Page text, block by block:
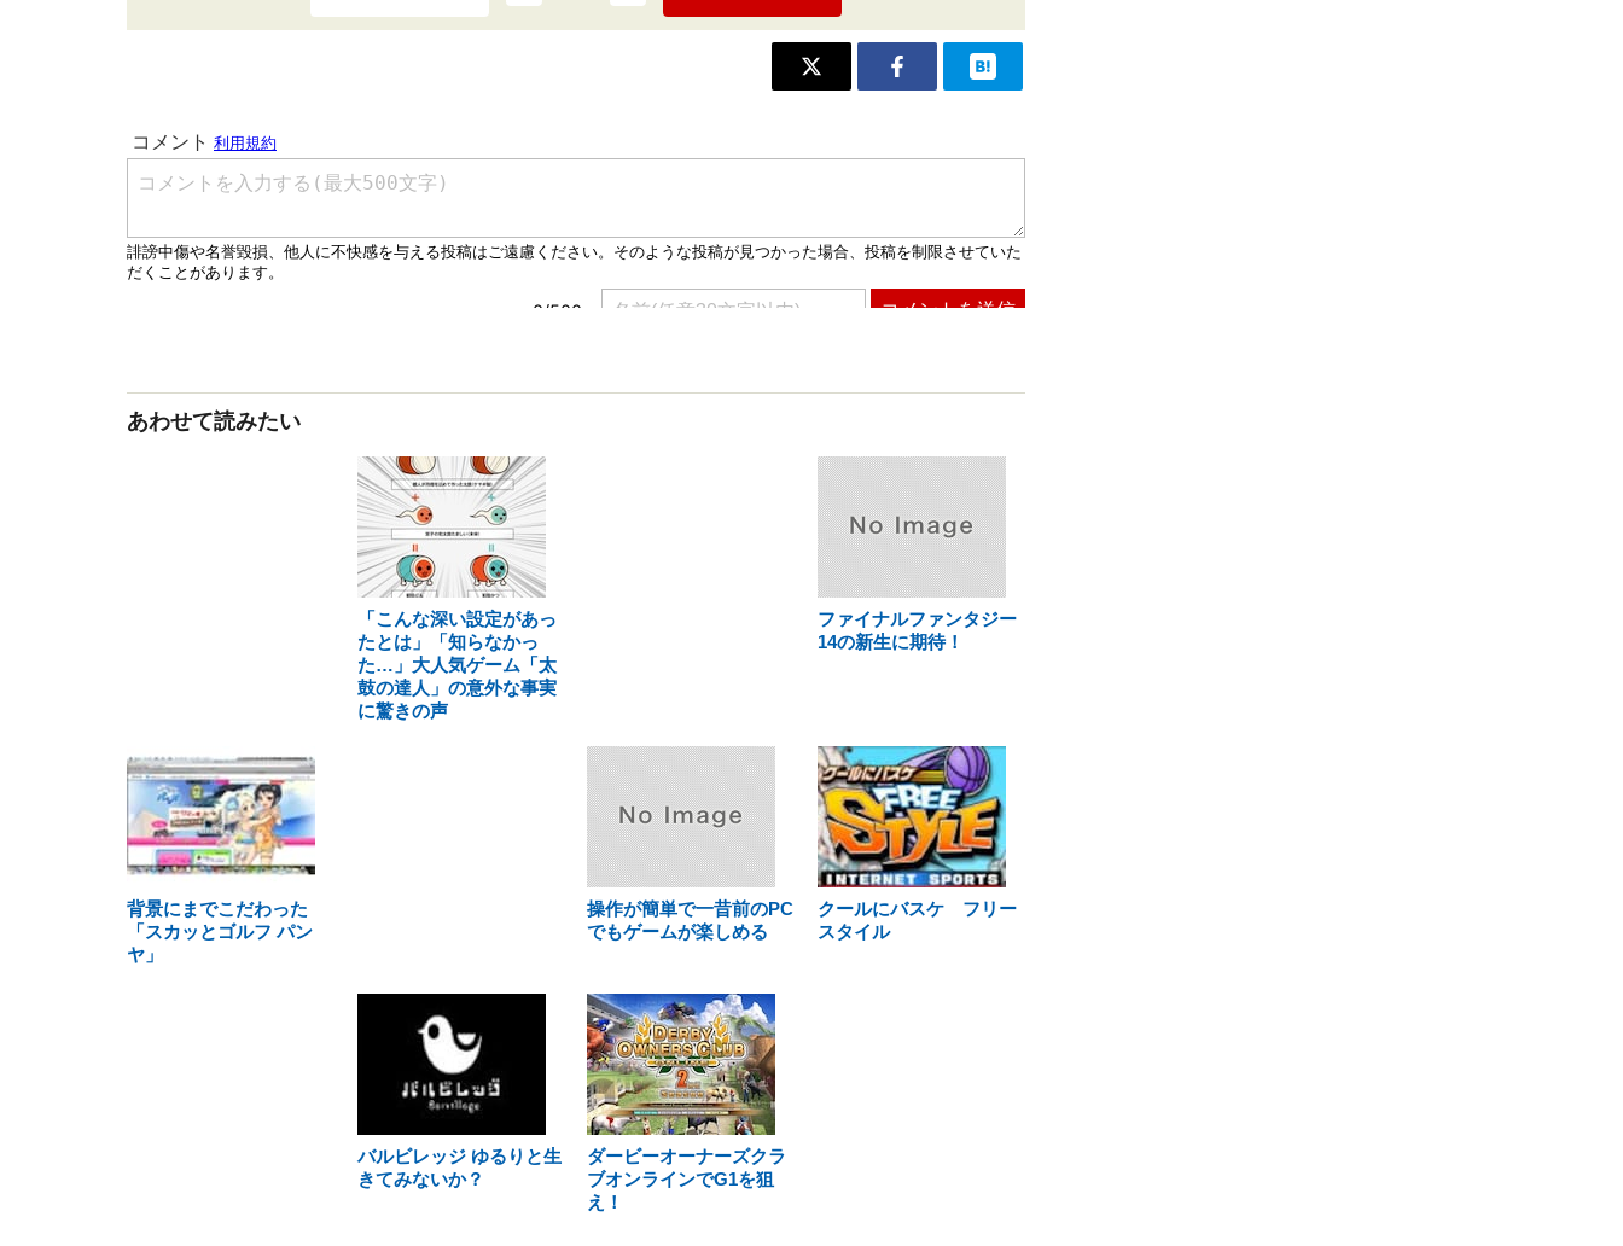
あわせて読みたい
「こんな深い設定があっ
たとは」「知らなかっ
た…」大人気ゲーム「太
鼓の達人」の意外な事実
に驚きの声
ファイナルファンタジー
14の新生に期待！
背景にまでこだわった
「スカッとゴルフ パン
ヤ」
操作が簡単で一昔前のPC
でもゲームが楽しめる
クールにバスケ フリー
スタイル
バルビレッジ ゆるりと生
きてみないか？
ダービーオーナーズクラ
ブオンラインでG1を狙
え！